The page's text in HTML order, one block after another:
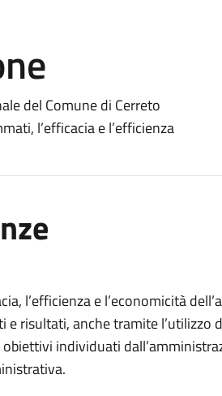
del Comune di Cerreto
l’efficacia e l’efficienza
l’efficienza e l’economicità
e risultati, anche tramite
individuati